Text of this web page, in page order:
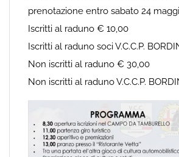
prenotazione entro sabato 24
Iscritti al raduno € 10,00
Iscritti al raduno soci V.C.C.P.
Non iscritti al raduno € 30,00
Non iscritti al raduno V.C.C.P.